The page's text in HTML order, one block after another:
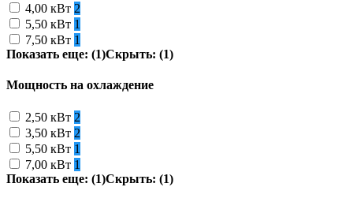
4,00 кВт 2
5,50 кВт 1
7,50 кВт 1
Показать еще: (1)Скрыть: (1)
Мощность на охлаждение
2,50 кВт 2
3,50 кВт 2
5,50 кВт 1
7,00 кВт 1
Показать еще: (1)Скрыть: (1)